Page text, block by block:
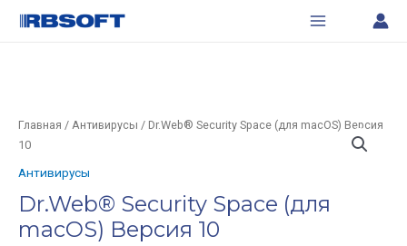
Main
Главная / Антивирусы / Dr.Web® Security Space (для macOS) Версия
10
Антивирусы
Dr.Web® Security Space (для
macOS) Версия 10